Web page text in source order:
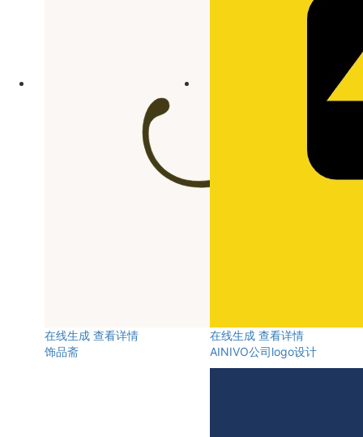
在线生成 查看详情
饰品斋
在线生成 查看详情
AINIVO公司logo设计